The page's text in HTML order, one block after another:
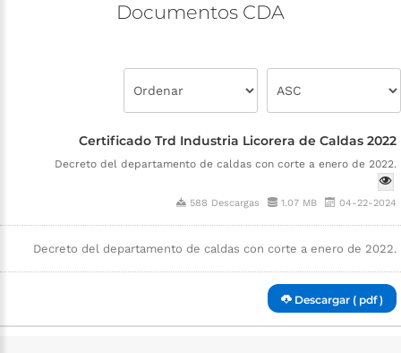
Documentos CDA
Certificado Trd Industria Licorera de Caldas 2022
Decreto del departamento de caldas con corte a enero de 2022.
588 Descargas 1.07 MB 04-22-2024
Decreto del departamento de caldas con corte a enero de 2022.
Descargar ( pdf )